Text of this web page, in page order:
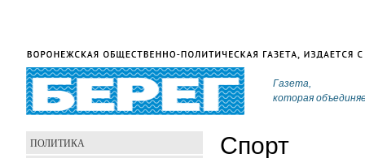
Газета,
которая
Спорт
ПОЛИТИКА